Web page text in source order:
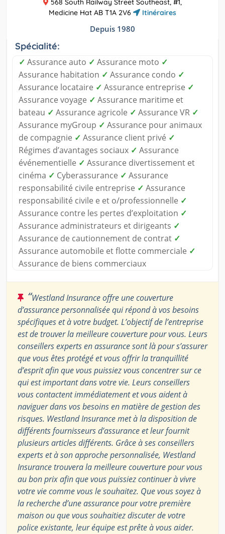
568 South Railway Street Southeast, #1,
Medicine Hat AB T1A 2V6
Itinéraires
Depuis 1980
Spécialité:
✓ Assurance auto ✓ Assurance moto ✓
Assurance habitation ✓ Assurance condo ✓
Assurance locataire ✓ Assurance entreprise ✓
Assurance voyage ✓ Assurance maritime et
bateau ✓ Assurance agricole ✓ Assurance VR ✓
Assurance myGroup ✓ Assurance pour animaux
de compagnie ✓ Assurance client privé ✓
Régimes d’avantages sociaux ✓ Assurance
événementielle ✓ Assurance divertissement et
cinéma ✓ Cyberassurance ✓ Assurance
responsabilité civile entreprise ✓ Assurance
responsabilité civile e et o/professionnelle ✓
Assurance contre les pertes d’exploitation ✓
Assurance administrateurs et dirigeants ✓
Assurance de cautionnement de contrat ✓
Assurance automobile et flotte commerciale ✓
Assurance de biens commerciaux
“Westland Insurance offre une couverture
d’assurance personnalisée qui répond à vos besoins
spécifiques et à votre budget. L’objectif de l’entreprise
est de trouver la meilleure couverture pour vous. Leurs
conseillers experts en assurance sont là pour s’assurer
que vous êtes protégé et vous offrir la tranquillité
d’esprit afin que vous puissiez vous concentrer sur ce
qui est important dans votre vie. Leurs conseillers
vous contactent immédiatement et vous aident à
naviguer dans vos besoins en matière de gestion des
risques. Westland Insurance met à la disposition de
différents fournisseurs d’assurance et leur fournit
plusieurs articles différents. Grâce à ses conseillers
experts et à son approche personnalisée, Westland
Insurance trouvera la meilleure couverture pour vous
au bon prix afin que vous puissiez continuer à vivre
votre vie comme vous le souhaitez. Que vous soyez à
la recherche d’une assurance pour votre première
maison ou que vous souhaitiez discuter de votre
police existante, leur équipe est prête à vous aider.